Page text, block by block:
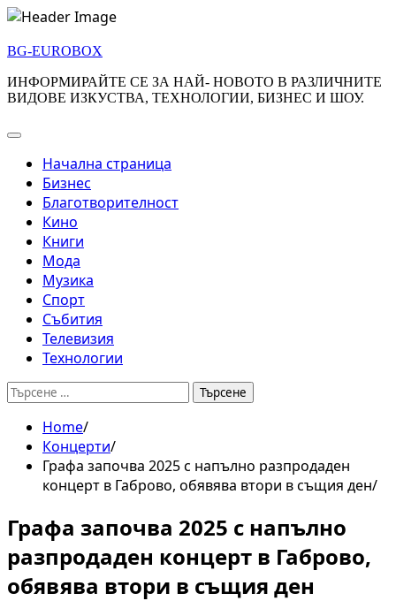
Skip
content
BG-EUROBOX
ИНФОРМИРАЙТЕ СЕ ЗА НАЙ- НОВОТО В РАЗЛИЧНИТЕ
ВИДОВЕ ИЗКУСТВА, ТЕХНОЛОГИИ, БИЗНЕС И ШОУ.
Начална страница
Бизнес
Благотворителност
Кино
Книги
Мода
Музика
Спорт
Събития
Телевизия
Технологии
Търсене
Home
Концерти
Графа започва 2025 с напълно разпродаден
концерт в Габрово, обявява втори в същия ден
Графа започва 2025 с напълно
разпродаден концерт в Габрово,
обявява втори в същия ден